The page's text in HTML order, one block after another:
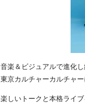
音楽＆ビジュアルで進化
東京カルチャーカルチャー
楽しいトークと本格ライブ